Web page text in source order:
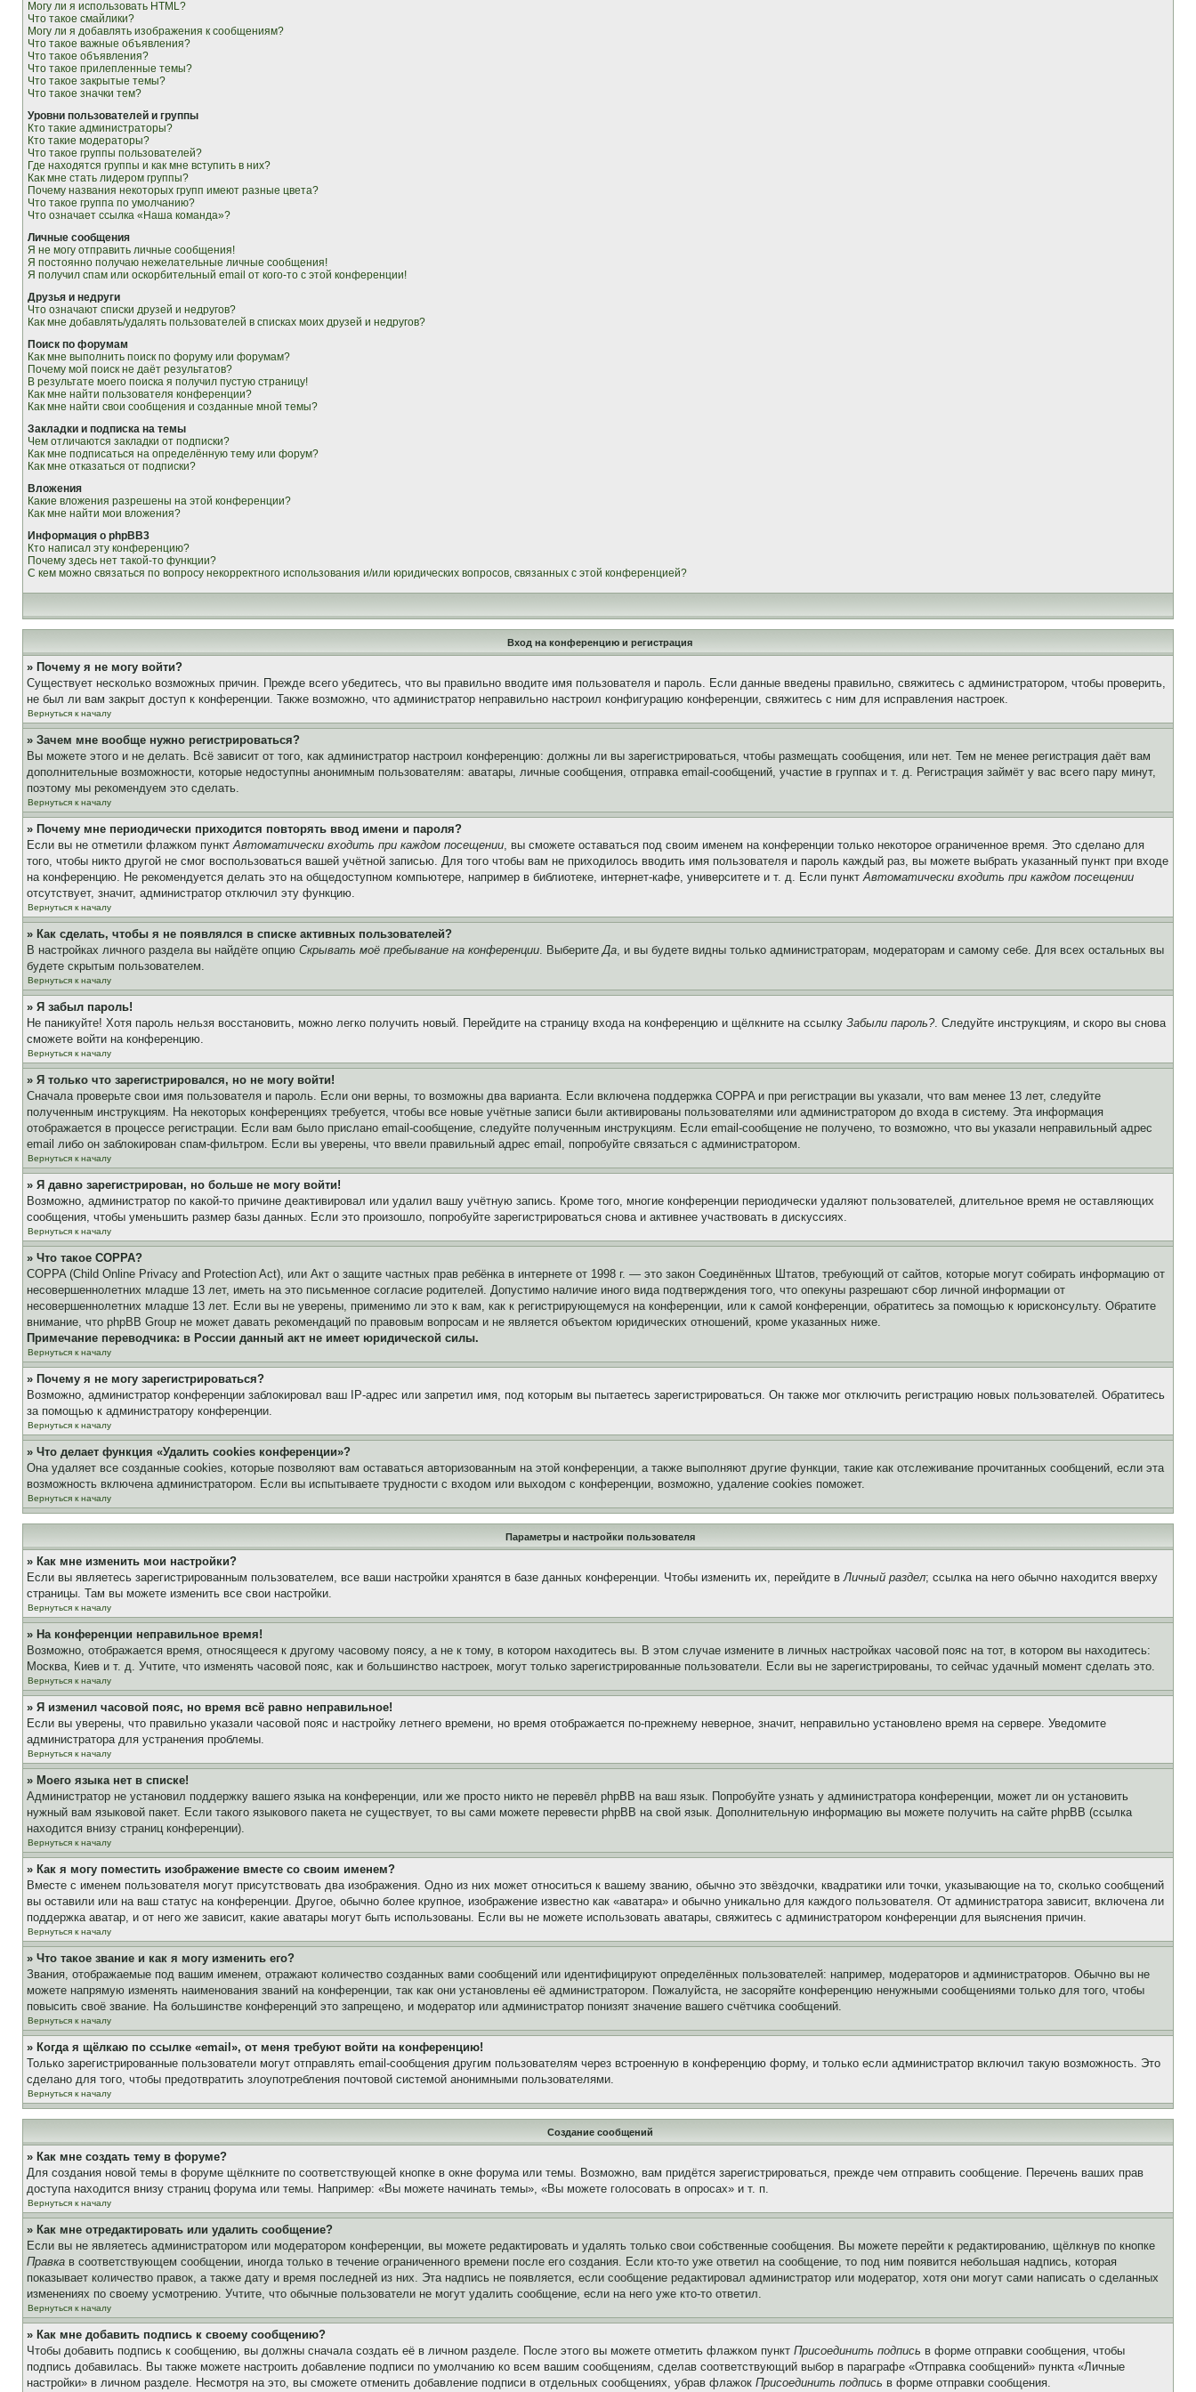
Могу ли я использовать HTML?
Что такое смайлики?
Могу ли я добавлять изображения к сообщениям?
Что такое важные объявления?
Что такое объявления?
Что такое прилепленные темы?
Что такое закрытые темы?
Что такое значки тем?
Уровни пользователей и группы
Кто такие администраторы?
Кто такие модераторы?
Что такое группы пользователей?
Где находятся группы и как мне вступить в них?
Как мне стать лидером группы?
Почему названия некоторых групп имеют разные цвета?
Что такое группа по умолчанию?
Что означает ссылка «Наша команда»?
Личные сообщения
Я не могу отправить личные сообщения!
Я постоянно получаю нежелательные личные сообщения!
Я получил спам или оскорбительный email от кого-то с этой конференции!
Друзья и недруги
Что означают списки друзей и недругов?
Как мне добавлять/удалять пользователей в списках моих друзей и недругов?
Поиск по форумам
Как мне выполнить поиск по форуму или форумам?
Почему мой поиск не даёт результатов?
В результате моего поиска я получил пустую страницу!
Как мне найти пользователя конференции?
Как мне найти свои сообщения и созданные мной темы?
Закладки и подписка на темы
Чем отличаются закладки от подписки?
Как мне подписаться на определённую тему или форум?
Как мне отказаться от подписки?
Вложения
Какие вложения разрешены на этой конференции?
Как мне найти мои вложения?
Информация о phpBB3
Кто написал эту конференцию?
Почему здесь нет такой-то функции?
С кем можно связаться по вопросу некорректного использования и/или юридических вопросов, связанных с этой конференцией?
Вход на конференцию и регистрация
» Почему я не могу войти?
Существует несколько возможных причин. Прежде всего убедитесь, что вы правильно вводите имя пользователя и пароль. Если данные введены правильно, свяжитесь с администратором, чтобы проверить,
не был ли вам закрыт доступ к конференции. Также возможно, что администратор неправильно настроил конфигурацию конференции, свяжитесь с ним для исправления настроек.
Вернуться к началу
» Зачем мне вообще нужно регистрироваться?
Вы можете этого и не делать. Всё зависит от того, как администратор настроил конференцию: должны ли вы зарегистрироваться, чтобы размещать сообщения, или нет. Тем не менее регистрация даёт вам
дополнительные возможности, которые недоступны анонимным пользователям: аватары, личные сообщения, отправка email-сообщений, участие в группах и т. д. Регистрация займёт у вас всего пару минут,
поэтому мы рекомендуем это сделать.
Вернуться к началу
» Почему мне периодически приходится повторять ввод имени и пароля?
Если вы не отметили флажком пунктАвтоматически входить при каждом посещении, вы сможете оставаться под своим именем на конференции только некоторое ограниченное время. Это сделано для
того, чтобы никто другой не смог воспользоваться вашей учётной записью. Для того чтобы вам не приходилось вводить имя пользователя и пароль каждый раз, вы можете выбрать указанный пункт при входе
на конференцию. Не рекомендуется делать это на общедоступном компьютере, например в библиотеке, интернет-кафе, университете и т. д. Если пунктАвтоматически входить при каждом посещении
отсутствует, значит, администратор отключил эту функцию.
Вернуться к началу
» Как сделать, чтобы я не появлялся в списке активных пользователей?
В настройках личного раздела вы найдёте опцию Скрывать моё пребывание на конференции. ВыберитеДа, и вы будете видны только администраторам, модераторам и самому себе. Для всех остальных вы
будете скрытым пользователем.
Вернуться к началу
» Я забыл пароль!
Не паникуйте! Хотя пароль нельзя восстановить, можно легко получить новый. Перейдите на страницу входа на конференцию и щёлкните на ссылку Забыли пароль?. Следуйте инструкциям, и скоро вы снова
сможете войти на конференцию.
Вернуться к началу
» Я только что зарегистрировался, но не могу войти!
Сначала проверьте свои имя пользователя и пароль. Если они верны, то возможны два варианта. Если включена поддержка COPPA и при регистрации вы указали, что вам менее 13 лет, следуйте
полученным инструкциям. На некоторых конференциях требуется, чтобы все новые учётные записи были активированы пользователями или администратором до входа в систему. Эта информация
отображается в процессе регистрации. Если вам было прислано email-сообщение, следуйте полученным инструкциям. Если email-сообщение не получено, то возможно, что вы указали неправильный адрес
email либо он заблокирован спам-фильтром. Если вы уверены, что ввели правильный адрес email, попробуйте связаться с администратором.
Вернуться к началу
» Я давно зарегистрирован, но больше не могу войти!
Возможно, администратор по какой-то причине деактивировал или удалил вашу учётную запись. Кроме того, многие конференции периодически удаляют пользователей, длительное время не оставляющих
сообщения, чтобы уменьшить размер базы данных. Если это произошло, попробуйте зарегистрироваться снова и активнее участвовать в дискуссиях.
Вернуться к началу
» Что такое COPPA?
COPPA (Child Online Privacy and Protection Act), или Акт о защите частных прав ребёнка в интернете от 1998 г. — это закон Соединённых Штатов, требующий от сайтов, которые могут собирать информацию от
несовершеннолетних младше 13 лет, иметь на это письменное согласие родителей. Допустимо наличие иного вида подтверждения того, что опекуны разрешают сбор личной информации от
несовершеннолетних младше 13 лет. Если вы не уверены, применимо ли это к вам, как к регистрирующемуся на конференции, или к самой конференции, обратитесь за помощью к юрисконсульту. Обратите
внимание, что phpBB Group не может давать рекомендаций по правовым вопросам и не является объектом юридических отношений, кроме указанных ниже.
Примечание переводчика: в России данный акт не имеет юридической силы.
Вернуться к началу
» Почему я не могу зарегистрироваться?
Возможно, администратор конференции заблокировал ваш IP-адрес или запретил имя, под которым вы пытаетесь зарегистрироваться. Он также мог отключить регистрацию новых пользователей. Обратитесь
за помощью к администратору конференции.
Вернуться к началу
» Что делает функция «Удалить cookies конференции»?
Она удаляет все созданные cookies, которые позволяют вам оставаться авторизованным на этой конференции, а также выполняют другие функции, такие как отслеживание прочитанных сообщений, если эта
возможность включена администратором. Если вы испытываете трудности с входом или выходом с конференции, возможно, удаление cookies поможет.
Вернуться к началу
Параметры и настройки пользователя
» Как мне изменить мои настройки?
Если вы являетесь зарегистрированным пользователем, все ваши настройки хранятся в базе данных конференции. Чтобы изменить их, перейдите вЛичный раздел; ссылка на него обычно находится вверху
страницы. Там вы можете изменить все свои настройки.
Вернуться к началу
» На конференции неправильное время!
Возможно, отображается время, относящееся к другому часовому поясу, а не к тому, в котором находитесь вы. В этом случае измените в личных настройках часовой пояс на тот, в котором вы находитесь:
Москва, Киев и т. д. Учтите, что изменять часовой пояс, как и большинство настроек, могут только зарегистрированные пользователи. Если вы не зарегистрированы, то сейчас удачный момент сделать это.
Вернуться к началу
» Я изменил часовой пояс, но время всё равно неправильное!
Если вы уверены, что правильно указали часовой пояс и настройку летнего времени, но время отображается по-прежнему неверное, значит, неправильно установлено время на сервере. Уведомите
администратора для устранения проблемы.
Вернуться к началу
» Моего языка нет в списке!
Администратор не установил поддержку вашего языка на конференции, или же просто никто не перевёл phpBB на ваш язык. Попробуйте узнать у администратора конференции, может ли он установить
нужный вам языковой пакет. Если такого языкового пакета не существует, то вы сами можете перевести phpBB на свой язык. Дополнительную информацию вы можете получить на сайте phpBB (ссылка
находится внизу страниц конференции).
Вернуться к началу
» Как я могу поместить изображение вместе со своим именем?
Вместе с именем пользователя могут присутствовать два изображения. Одно из них может относиться к вашему званию, обычно это звёздочки, квадратики или точки, указывающие на то, сколько сообщений
вы оставили или на ваш статус на конференции. Другое, обычно более крупное, изображение известно как «аватара» и обычно уникально для каждого пользователя. От администратора зависит, включена ли
поддержка аватар, и от него же зависит, какие аватары могут быть использованы. Если вы не можете использовать аватары, свяжитесь с администратором конференции для выяснения причин.
Вернуться к началу
» Что такое звание и как я могу изменить его?
Звания, отображаемые под вашим именем, отражают количество созданных вами сообщений или идентифицируют определённых пользователей: например, модераторов и администраторов. Обычно вы не
можете напрямую изменять наименования званий на конференции, так как они установлены её администратором. Пожалуйста, не засоряйте конференцию ненужными сообщениями только для того, чтобы
повысить своё звание. На большинстве конференций это запрещено, и модератор или администратор понизят значение вашего счётчика сообщений.
Вернуться к началу
» Когда я щёлкаю по ссылке «email», от меня требуют войти на конференцию!
Только зарегистрированные пользователи могут отправлять email-сообщения другим пользователям через встроенную в конференцию форму, и только если администратор включил такую возможность. Это
сделано для того, чтобы предотвратить злоупотребления почтовой системой анонимными пользователями.
Вернуться к началу
Создание сообщений
» Как мне создать тему в форуме?
Для создания новой темы в форуме щёлкните по соответствующей кнопке в окне форума или темы. Возможно, вам придётся зарегистрироваться, прежде чем отправить сообщение. Перечень ваших прав
доступа находится внизу страниц форума или темы. Например: «Вы можете начинать темы», «Вы можете голосовать в опросах» и т. п.
Вернуться к началу
» Как мне отредактировать или удалить сообщение?
Если вы не являетесь администратором или модератором конференции, вы можете редактировать и удалять только свои собственные сообщения. Вы можете перейти к редактированию, щёлкнув по кнопке
Правка в соответствующем сообщении, иногда только в течение ограниченного времени после его создания. Если кто-то уже ответил на сообщение, то под ним появится небольшая надпись, которая
показывает количество правок, а также дату и время последней из них. Эта надпись не появляется, если сообщение редактировал администратор или модератор, хотя они могут сами написать о сделанных
изменениях по своему усмотрению. Учтите, что обычные пользователи не могут удалить сообщение, если на него уже кто-то ответил.
Вернуться к началу
» Как мне добавить подпись к своему сообщению?
Чтобы добавить подпись к сообщению, вы должны сначала создать её в личном разделе. После этого вы можете отметить флажком пункт Присоединить подпись в форме отправки сообщения, чтобы
подпись добавилась. Вы также можете настроить добавление подписи по умолчанию ко всем вашим сообщениям, сделав соответствующий выбор в параграфе «Отправка сообщений» пункта «Личные
настройки» в личном разделе. Несмотря на это, вы сможете отменить добавление подписи в отдельных сообщениях, убрав флажок Присоединить подпись в форме отправки сообщения.